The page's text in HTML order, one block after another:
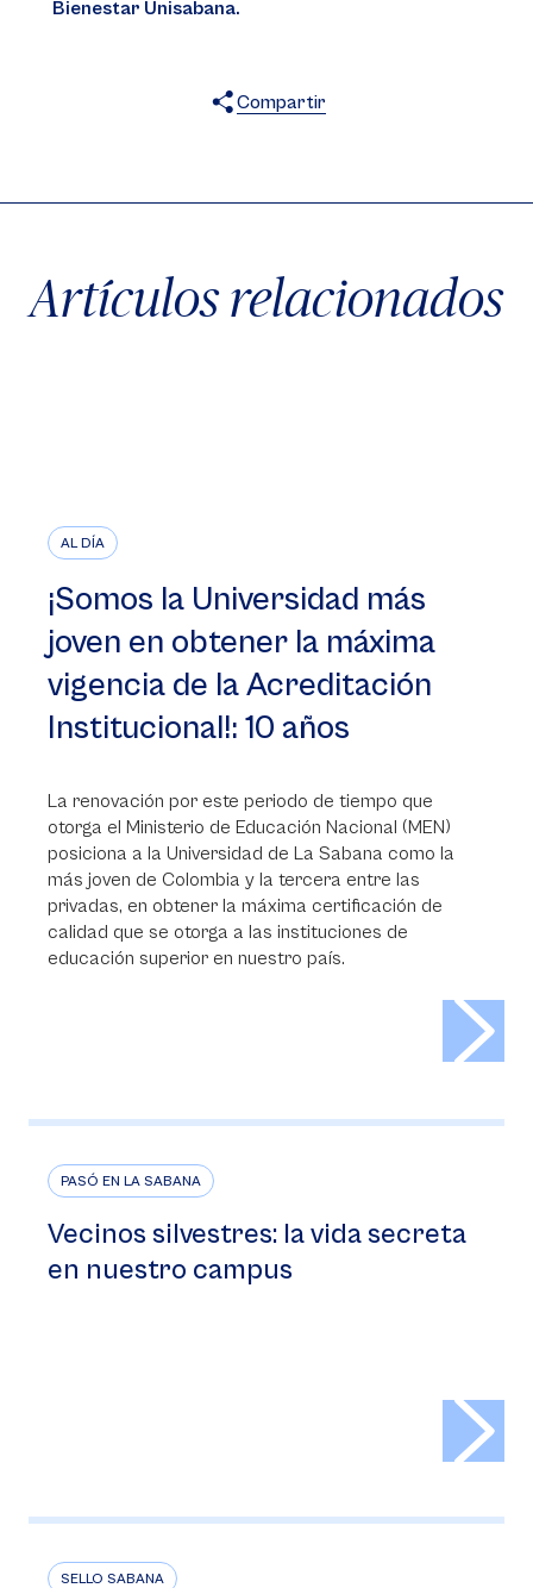
Bienestar Unisabana.
Compartir
Artículos relacionados
AL DÍA
¡Somos la Universidad más
joven en obtener la máxima
vigencia de la Acreditación
Institucional!: 10 años
La renovación por este periodo de tiempo que
otorga el Ministerio de Educación Nacional (MEN)
posiciona a la Universidad de La Sabana como la
más joven de Colombia y la tercera entre las
privadas, en obtener la máxima certificación de
calidad que se otorga a las instituciones de
educación superior en nuestro país.
PASÓ EN LA SABANA
Vecinos silvestres: la vida secreta
en nuestro campus
SELLO SABANA